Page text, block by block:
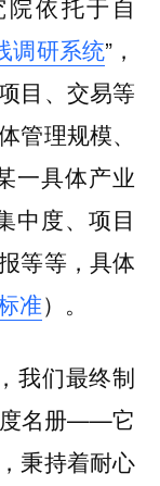
依托于自
调研系统”，
目、交易等
管理规模、
一具体产业
中度、项目
等等，具体
准）。
我们最终制
度名册——它
秉持着耐心